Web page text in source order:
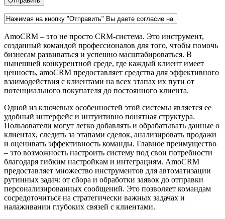
AmoCRM – это не просто CRM-система. Это инструмент,
созданный командой профессионалов для того, чтобы помочь
бизнесам развиваться и успешно масштабироваться. В
нынешней конкурентной среде, где каждый клиент имеет
ценность, amoCRM предоставляет средства для эффективного
взаимодействия с клиентами на всех этапах их пути от
потенциального покупателя до постоянного клиента.
Одной из ключевых особенностей этой системы является ее
удобный интерфейс и интуитивно понятная структура.
Пользователи могут легко добавлять и обрабатывать данные о
клиентах, следить за этапами сделок, анализировать продажи
и оценивать эффективность команды. Главное преимущество
– это возможность настроить систему под свои потребности
благодаря гибким настройкам и интеграциям. AmoCRM
предоставляет множество инструментов для автоматизации
рутинных задач: от сбора и обработки заявок до отправки
персонализированных сообщений. Это позволяет командам
сосредоточиться на стратегически важных задачах и
налаживании глубоких связей с клиентами.